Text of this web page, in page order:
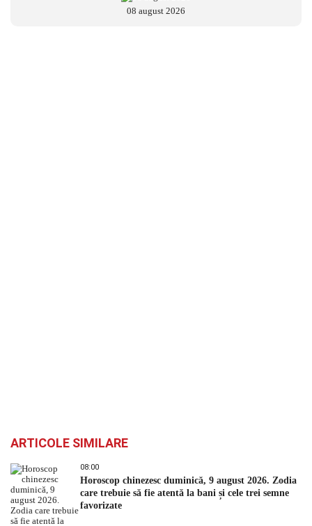
08 august 2026
ARTICOLE SIMILARE
08:00
Horoscop chinezesc duminică, 9 august 2026. Zodia
care trebuie să fie atentă la bani și cele trei semne
favorizate